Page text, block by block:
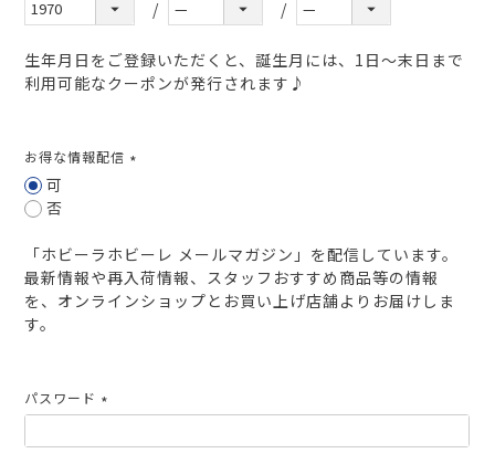
生年月日をご登録いただくと、誕生月には、1日～末日まで
利用可能なクーポンが発行されます♪
お得な情報配信
可
否
「ホビーラホビーレ メールマガジン」を配信しています。
最新情報や再入荷情報、スタッフおすすめ商品等の情報
を、オンラインショップとお買い上げ店舗よりお届けしま
す。
パスワード
須)